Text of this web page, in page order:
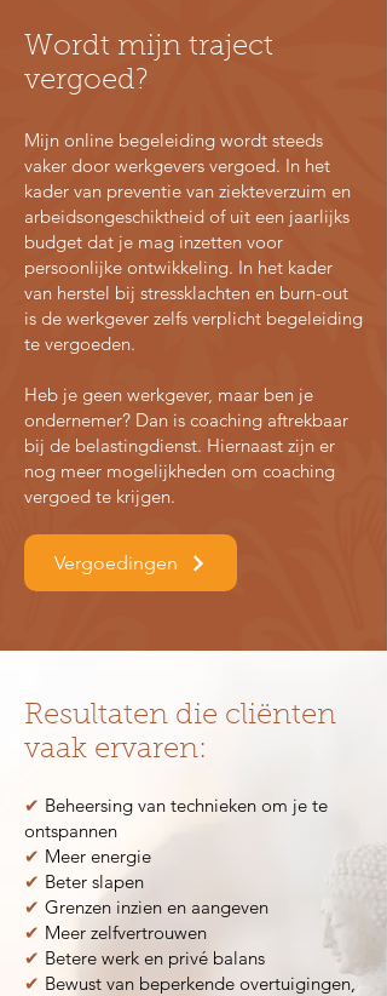
Wordt mijn traject
vergoed?
Mijn online begeleiding wordt steeds
vaker door werkgevers vergoed. In het
kader van preventie van ziekteverzuim en
arbeidsongeschiktheid of uit een jaarlijks
budget dat je mag inzetten voor
persoonlijke ontwikkeling. In het kader
van herstel bij stressklachten en burn-out
is de werkgever zelfs verplicht begeleiding
te vergoeden.
Heb je geen werkgever, maar ben je
ondernemer? Dan is coaching aftrekbaar
bij de belastingdienst. Hiernaast zijn er
nog meer mogelijkheden om coaching
vergoed te krijgen.
Vergoedingen
Resultaten die cliënten
vaak ervaren:
✔ Beheersing van technieken om je te
ontspannen
✔ Meer energie
✔ Beter slapen
✔ Grenzen inzien en aangeven
✔ Meer zelfvertrouwen
✔ Betere werk en privé balans
✔ Bewust van beperkende overtuigingen,